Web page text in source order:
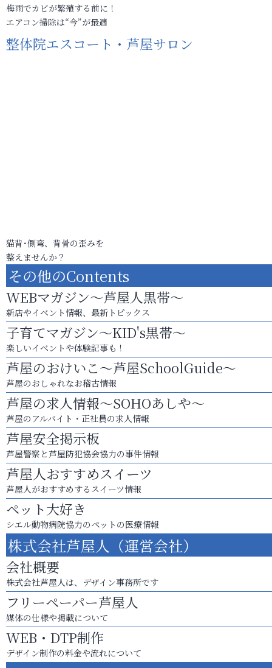
梅雨でカビが繁殖する前に！
エアコン掃除は“今”が最適
整体院エスコート・芦屋サロン
猫背･側弯、背骨の歪みを
整えませんか？
その他のContents
WEBマガジン～芦屋人黒帯～
新店やイベント情報、最新トピックス
子育てマガジン～KID's黒帯～
楽しいイベントや体験記事も！
芦屋のおけいこ～芦屋SchoolGuide～
芦屋のおしゃれなお稽古情報
芦屋の求人情報～SOHOあしや～
芦屋のアルバイト・正社員の求人情報
芦屋安全掲示板
芦屋警察と芦屋防犯協会協力の事件情報
芦屋人おすすめスイーツ
芦屋人がおすすめするスイーツ情報
ペット大好き
シエル動物病院協力のペットの医療情報
株式会社芦屋人（運営会社）
会社概要
株式会社芦屋人は、デザイン事務所です
フリーペーパー芦屋人
媒体の仕様や掲載について
WEB・DTP制作
デザイン制作の料金や流れについて